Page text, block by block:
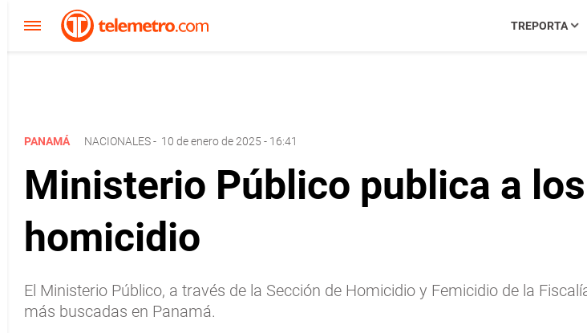
TREPORTA
PANAMÁ NACIONALES- 10 de enero de 2025 - 16:41
Ministerio Público publica a
homicidio
El Ministerio Público, a través de la Sección de Homicidio y Femicidio de la
más buscadas en Panamá.